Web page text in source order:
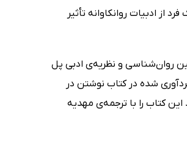
ادبیات روانکاوانه تأثیر
روان‌شناسی و نظریه‌ی ادبی پل
شده در کتاب نوشتن در
این کتاب را با ترجمه‌ی مهدیه